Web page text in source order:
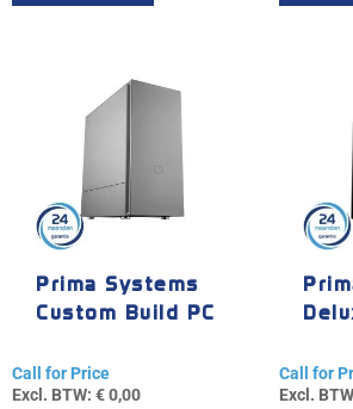
Prima Systems
Custom Build PC
Call for Price
Excl. BTW: €0,00
Call for
Excl.